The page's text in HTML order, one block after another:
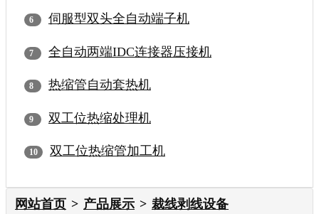
伺服型双头全自动端子机
全自动两端IDC连接器压接机
热缩管自动套热机
双工位热缩处理机
双工位热缩管加工机
网站首页 产品展示 裁线剥线设备